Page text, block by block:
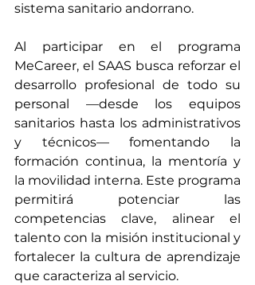
sistema sanitario andorrano.
Al participar en el programa
MeCareer, el SAAS busca reforzar el
desarrollo profesional de todo su
personal —desde los equipos
sanitarios hasta los administrativos
y técnicos— fomentando la
formación continua, la mentoría y
la movilidad interna. Este programa
permitirá potenciar las
competencias clave, alinear el
talento con la misión institucional y
fortalecer la cultura de aprendizaje
que caracteriza al servicio.